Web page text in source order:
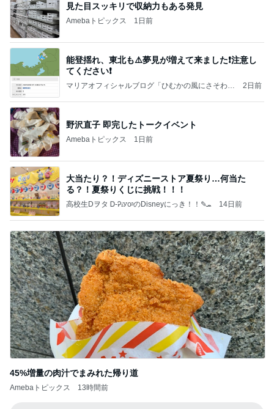
見た目スッキリで収納力もある発見
Amebaトピックス 1日前
能登揺れ、東北も⚠️夢見が増えて来ました❗️注意し
てください❗️
マリアオフィシャルブログ「ひむかの風にさそわれ
2日前
野沢直子 即完したトークイベント
Amebaトピックス 1日前
大当たり？！ディズニーストア夏祭り…何当た
る？！夏祭りくじに挑戦！！！
高校生Dヲタ Ꭰ-ᎮꭵꭹꭴのDisneyにっき！！✎ܚ 14日前
45%増量の肉汁でまみれた帰り道
Amebaトピックス 13時間前